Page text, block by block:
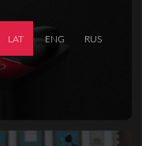
LAT ENG RUS